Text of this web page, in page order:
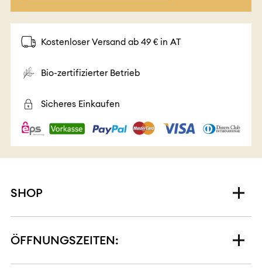
Kostenloser Versand ab 49 € in AT
Bio-zertifizierter Betrieb
Sicheres Einkaufen
SHOP
ÖFFNUNGSZEITEN: